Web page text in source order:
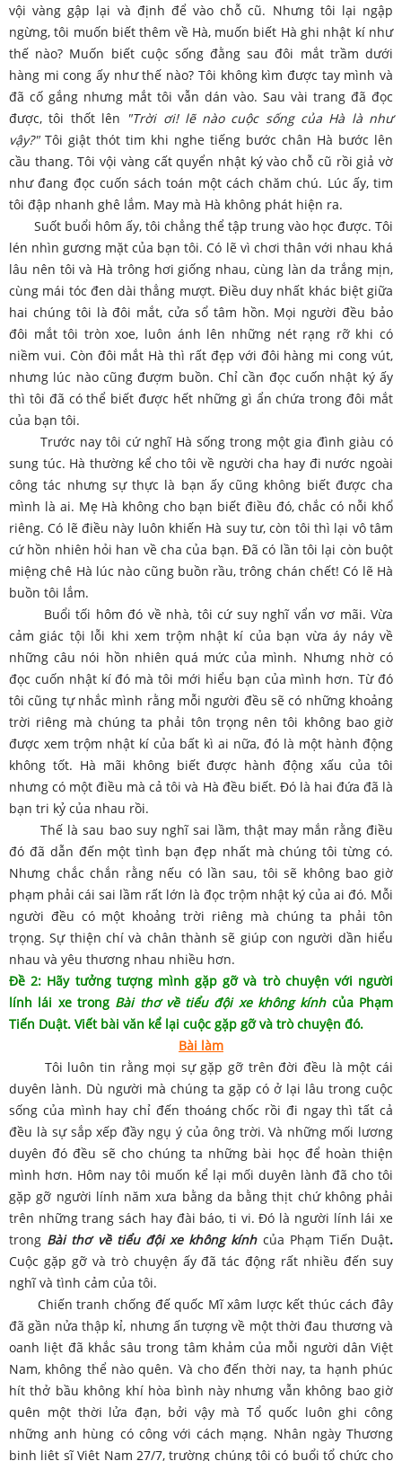
vội vàng gập lại và định để vào chỗ cũ. Nhưng tôi lại ngập
ngừng, tôi muốn biết thêm về Hà, muốn biết Hà ghi nhật kí như
thế nào? Muốn biết cuộc sống đằng sau đôi mắt trầm dưới
hàng mi cong ấy như thế nào? Tôi không kìm được tay mình và
đã cố gắng nhưng mắt tôi vẫn dán vào. Sau vài trang đã đọc
được, tôi thốt lên "Trời ơi! lẽ nào cuộc sống của Hà là như
vậy?" Tôi giật thót tim khi nghe tiếng bước chân Hà bước lên
cầu thang. Tôi vội vàng cất quyển nhật ký vào chỗ cũ rồi giả vờ
như đang đọc cuốn sách toán một cách chăm chú. Lúc ấy, tim
tôi đập nhanh ghê lắm. May mà Hà không phát hiện ra.
Suốt buổi hôm ấy, tôi chẳng thể tập trung vào học được. Tôi
lén nhìn gương mặt của bạn tôi. Có lẽ vì chơi thân với nhau khá
lâu nên tôi và Hà trông hơi giống nhau, cùng làn da trắng mịn,
cùng mái tóc đen dài thẳng mượt. Điều duy nhất khác biệt giữa
hai chúng tôi là đôi mắt, cửa sổ tâm hồn. Mọi người đều bảo
đôi mắt tôi tròn xoe, luôn ánh lên những nét rạng rỡ khi có
niềm vui. Còn đôi mắt Hà thì rất đẹp với đôi hàng mi cong vút,
nhưng lúc nào cũng đượm buồn. Chỉ cần đọc cuốn nhật ký ấy
thì tôi đã có thể biết được hết những gì ẩn chứa trong đôi mắt
của bạn tôi.
Trước nay tôi cứ nghĩ Hà sống trong một gia đình giàu có
sung túc. Hà thường kể cho tôi về người cha hay đi nước ngoài
công tác nhưng sự thực là bạn ấy cũng không biết được cha
mình là ai. Mẹ Hà không cho bạn biết điều đó, chắc có nỗi khổ
riêng. Có lẽ điều này luôn khiến Hà suy tư, còn tôi thì lại vô tâm
cứ hồn nhiên hỏi han về cha của bạn. Đã có lần tôi lại còn buột
miệng chê Hà lúc nào cũng buồn rầu, trông chán chết! Có lẽ Hà
buồn tôi lắm.
Buổi tối hôm đó về nhà, tôi cứ suy nghĩ vẩn vơ mãi. Vừa
cảm giác tội lỗi khi xem trộm nhật kí của bạn vừa áy náy về
những câu nói hồn nhiên quá mức của mình. Nhưng nhờ có
đọc cuốn nhật kí đó mà tôi mới hiểu bạn của mình hơn. Từ đó
tôi cũng tự nhắc mình rằng mỗi người đều sẽ có những khoảng
trời riêng mà chúng ta phải tôn trọng nên tôi không bao giờ
được xem trộm nhật kí của bất kì ai nữa, đó là một hành động
không tốt. Hà mãi không biết được hành động xấu của tôi
nhưng có một điều mà cả tôi và Hà đều biết. Đó là hai đứa đã là
bạn tri kỷ của nhau rồi.
Thế là sau bao suy nghĩ sai lầm, thật may mắn rằng điều
đó đã dẫn đến một tình bạn đẹp nhất mà chúng tôi từng có.
Nhưng chắc chắn rằng nếu có lần sau, tôi sẽ không bao giờ
phạm phải cái sai lầm rất lớn là đọc trộm nhật ký của ai đó. Mỗi
người đều có một khoảng trời riêng mà chúng ta phải tôn
trọng. Sự thiện chí và chân thành sẽ giúp con người dần hiểu
nhau và yêu thương nhau nhiều hơn.
Đề 2: Hãy tưởng tượng mình gặp gỡ và trò chuyện với người
lính lái xe trong Bài thơ về tiểu đội xe không kínhcủa Phạm
Tiến Duật. Viết bài văn kể lại cuộc gặp gỡ và trò chuyện đó.
Bài làm
Tôi luôn tin rằng mọi sự gặp gỡ trên đời đều là một cái
duyên lành. Dù người mà chúng ta gặp có ở lại lâu trong cuộc
sống của mình hay chỉ đến thoáng chốc rồi đi ngay thì tất cả
đều là sự sắp xếp đầy ngụ ý của ông trời. Và những mối lương
duyên đó đều sẽ cho chúng ta những bài học để hoàn thiện
mình hơn. Hôm nay tôi muốn kể lại mối duyên lành đã cho tôi
gặp gỡ người lính năm xưa bằng da bằng thịt chứ không phải
trên những trang sách hay đài báo, ti vi. Đó là người lính lái xe
trong Bài thơ về tiểu đội xe không kính của Phạm Tiến Duật.
Cuộc gặp gỡ và trò chuyện ấy đã tác động rất nhiều đến suy
nghĩ và tình cảm của tôi.
Chiến tranh chống đế quốc Mĩ xâm lược kết thúc cách đây
đã gần nửa thập kỉ, nhưng ấn tượng về một thời đau thương và
oanh liệt đã khắc sâu trong tâm khảm của mỗi người dân Việt
Nam, không thể nào quên. Và cho đến thời nay, ta hạnh phúc
hít thở bầu không khí hòa bình này nhưng vẫn không bao giờ
quên một thời lửa đạn, bởi vậy mà Tổ quốc luôn ghi công
những anh hùng có công với cách mạng. Nhân ngày Thương
binh liệt sĩ Việt Nam 27/7, trường chúng tôi có buổi tổ chức cho